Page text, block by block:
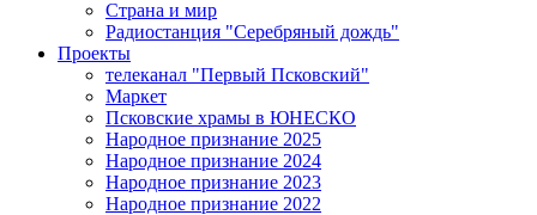
Страна и мир
Радиостанция "Серебряный дождь"
Проекты
телеканал "Первый Псковский"
Маркет
Псковские храмы в ЮНЕСКО
Народное признание 2025
Народное признание 2024
Народное признание 2023
Народное признание 2022